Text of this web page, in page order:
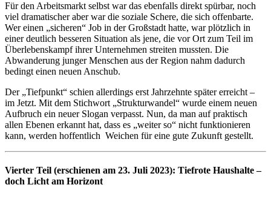
Für den Arbeitsmarkt selbst war das ebenfalls direkt spürbar, noch
viel dramatischer aber war die soziale Schere, die sich offenbarte.
Wer einen „sicheren“ Job in der Großstadt hatte, war plötzlich in
einer deutlich besseren Situation als jene, die vor Ort zum Teil im
Überlebenskampf ihrer Unternehmen streiten mussten. Die
Abwanderung junger Menschen aus der Region nahm dadurch
bedingt einen neuen Anschub.
Der „Tiefpunkt“ schien allerdings erst Jahrzehnte später erreicht –
im Jetzt. Mit dem Stichwort „Strukturwandel“ wurde einem neuen
Aufbruch ein neuer Slogan verpasst. Nun, da man auf praktisch
allen Ebenen erkannt hat, dass es „weiter so“ nicht funktionieren
kann, werden hoffentlich Weichen für eine gute Zukunft gestellt.
Vierter Teil (erschienen am 23. Juli 2023): Tiefrote Haushalte –
doch Licht am Horizont